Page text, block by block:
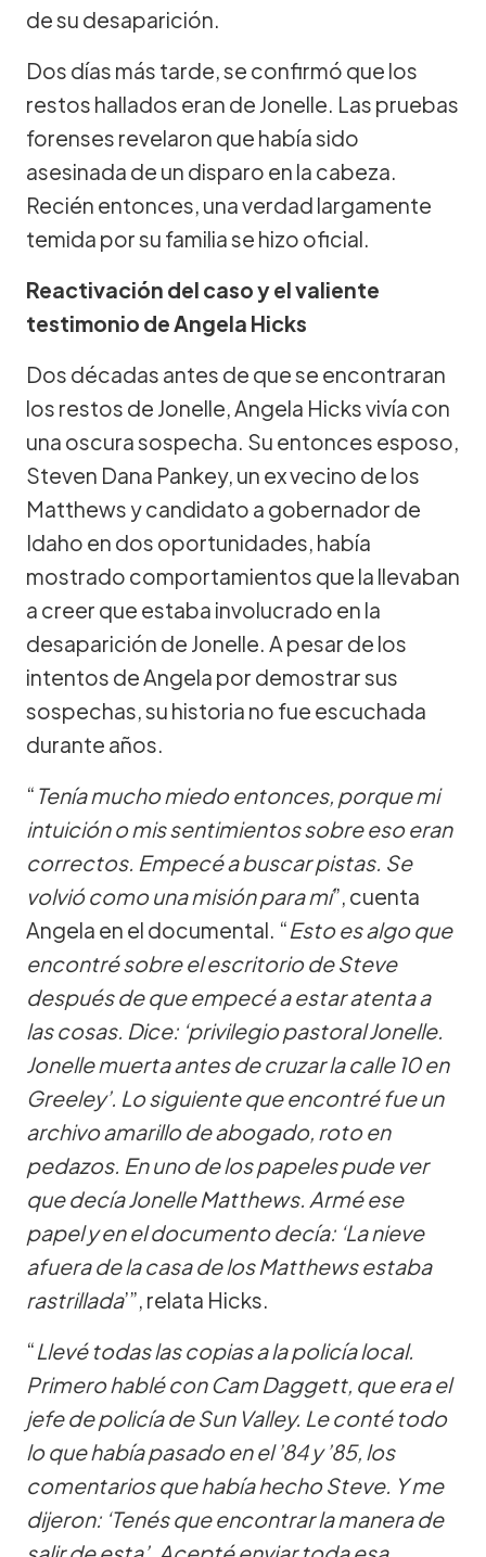
de su desaparición.
Dos días más tarde, se confirmó que los
restos hallados eran de Jonelle. Las pruebas
forenses revelaron que había sido
asesinada de un disparo en la cabeza.
Recién entonces, una verdad largamente
temida por su familia se hizo oficial.
Reactivación del caso y el valiente
testimonio de Angela Hicks
Dos décadas antes de que se encontraran
los restos de Jonelle, Angela Hicks vivía con
una oscura sospecha. Su entonces esposo,
Steven Dana Pankey, un ex vecino de los
Matthews y candidato a gobernador de
Idaho en dos oportunidades, había
mostrado comportamientos que la llevaban
a creer que estaba involucrado en la
desaparición de Jonelle. A pesar de los
intentos de Angela por demostrar sus
sospechas, su historia no fue escuchada
durante años.
“ Tenía mucho miedo entonces, porque mi
intuición o mis sentimientos sobre eso eran
correctos. Empecé a buscar pistas. Se
volvió como una misión para mí”, cuenta
Angela en el documental. “Esto es algo que
encontré sobre el escritorio de Steve
después de que empecé a estar atenta a
las cosas. Dice: ‘privilegio pastoral Jonelle.
Jonelle muerta antes de cruzar la calle 10 en
Greeley’. Lo siguiente que encontré fue un
archivo amarillo de abogado, roto en
pedazos. En uno de los papeles pude ver
que decía Jonelle Matthews. Armé ese
papel y en el documento decía: ‘La nieve
afuera de la casa de los Matthews estaba
rastrillada’”, relata Hicks.
“Llevé todas las copias a la policía local.
Primero hablé con Cam Daggett, que era el
jefe de policía de Sun Valley. Le conté todo
lo que había pasado en el ’84 y ’85, los
comentarios que había hecho Steve. Y me
dijeron: ‘Tenés que encontrar la manera de